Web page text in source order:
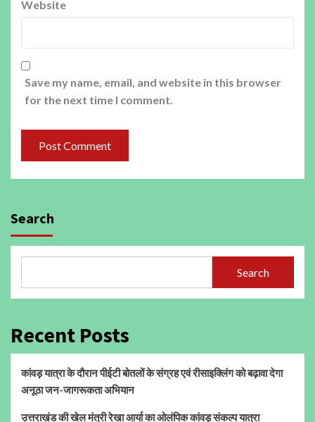
Website
Save my name, email, and website in this browser
for the next time I comment.
Search
Search
Recent Posts
कांवड़ यात्रा के दौरान पीईटी बोतलों के संग्रह एवं रीसाइक्लिंग को बढ़ावा देगा
अनूठा जन-जागरूकता अभियान
उत्तराखंड की खेल मंत्री रेखा आर्या का ओलंपिक कांवड़ संकल्प यात्रा